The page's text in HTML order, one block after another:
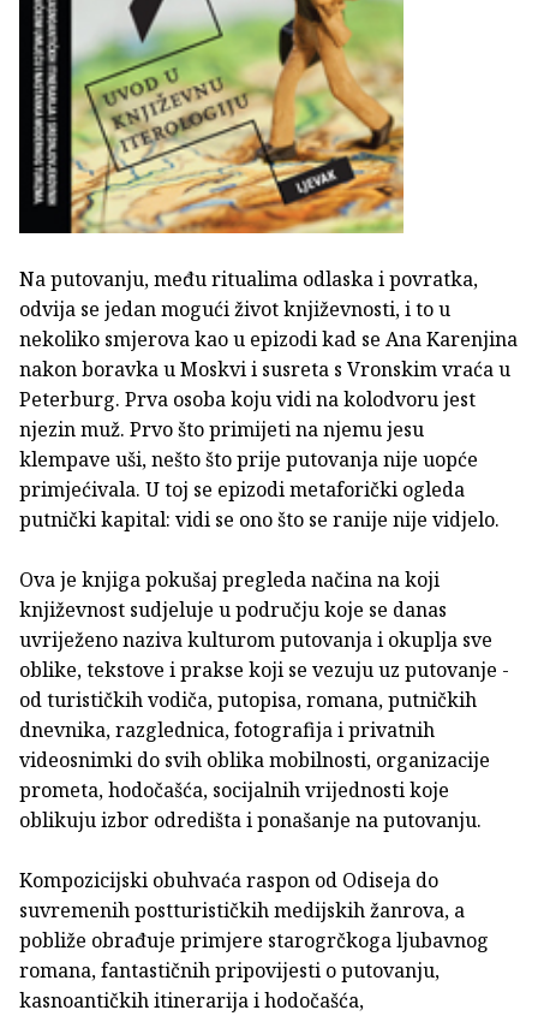
Na putovanju, među ritualima odlaska i povratka,
odvija se jedan mogući život književnosti, i to u
nekoliko smjerova kao u epizodi kad se Ana Karenjina
nakon boravka u Moskvi i susreta s Vronskim vraća u
Peterburg. Prva osoba koju vidi na kolodvoru jest
njezin muž. Prvo što primijeti na njemu jesu
klempave uši, nešto što prije putovanja nije uopće
primjećivala. U toj se epizodi metaforički ogleda
putnički kapital: vidi se ono što se ranije nije vidjelo.
Ova je knjiga pokušaj pregleda načina na koji
književnost sudjeluje u području koje se danas
uvriježeno naziva kulturom putovanja i okuplja sve
oblike, tekstove i prakse koji se vezuju uz putovanje -
od turističkih vodiča, putopisa, romana, putničkih
dnevnika, razglednica, fotografija i privatnih
videosnimki do svih oblika mobilnosti, organizacije
prometa, hodočašća, socijalnih vrijednosti koje
oblikuju izbor odredišta i ponašanje na putovanju.
Kompozicijski obuhvaća raspon od Odiseja do
suvremenih postturističkih medijskih žanrova, a
pobliže obrađuje primjere starogrčkoga ljubavnog
romana, fantastičnih pripovijesti o putovanju,
kasnoantičkih itinerarija i hodočašća,